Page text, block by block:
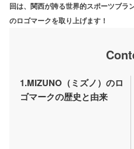
回は、関西が誇る世界的スポーツブラ
のロゴマークを取り上げます！
1.MIZUNO（ミズノ）のロ
ゴマークの歴史と由来